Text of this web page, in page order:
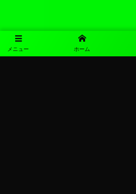
メニュー ホーム